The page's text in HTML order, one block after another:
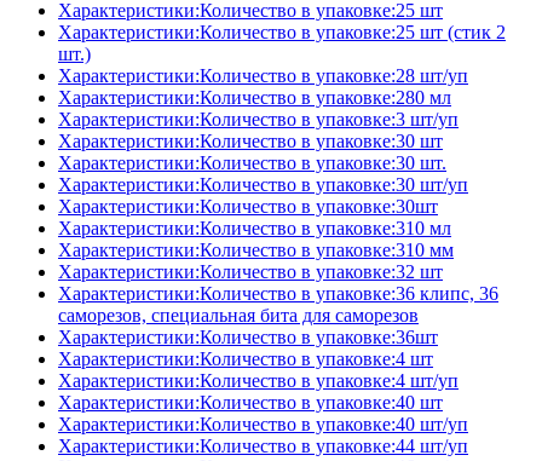
Характеристики:Количество в упаковке:25 шт
Характеристики:Количество в упаковке:25 шт (стик 2
шт.)
Характеристики:Количество в упаковке:28 шт/уп
Характеристики:Количество в упаковке:280 мл
Характеристики:Количество в упаковке:3 шт/уп
Характеристики:Количество в упаковке:30 шт
Характеристики:Количество в упаковке:30 шт.
Характеристики:Количество в упаковке:30 шт/уп
Характеристики:Количество в упаковке:30шт
Характеристики:Количество в упаковке:310 мл
Характеристики:Количество в упаковке:310 мм
Характеристики:Количество в упаковке:32 шт
Характеристики:Количество в упаковке:36 клипс, 36
саморезов, специальная бита для саморезов
Характеристики:Количество в упаковке:36шт
Характеристики:Количество в упаковке:4 шт
Характеристики:Количество в упаковке:4 шт/уп
Характеристики:Количество в упаковке:40 шт
Характеристики:Количество в упаковке:40 шт/уп
Характеристики:Количество в упаковке:44 шт/уп